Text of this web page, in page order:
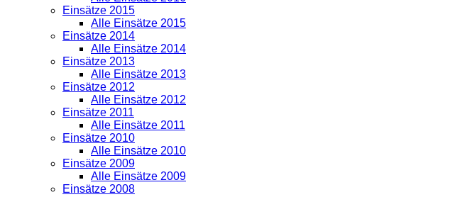
Einsätze 2015
Alle Einsätze 2015
Einsätze 2014
Alle Einsätze 2014
Einsätze 2013
Alle Einsätze 2013
Einsätze 2012
Alle Einsätze 2012
Einsätze 2011
Alle Einsätze 2011
Einsätze 2010
Alle Einsätze 2010
Einsätze 2009
Alle Einsätze 2009
Einsätze 2008